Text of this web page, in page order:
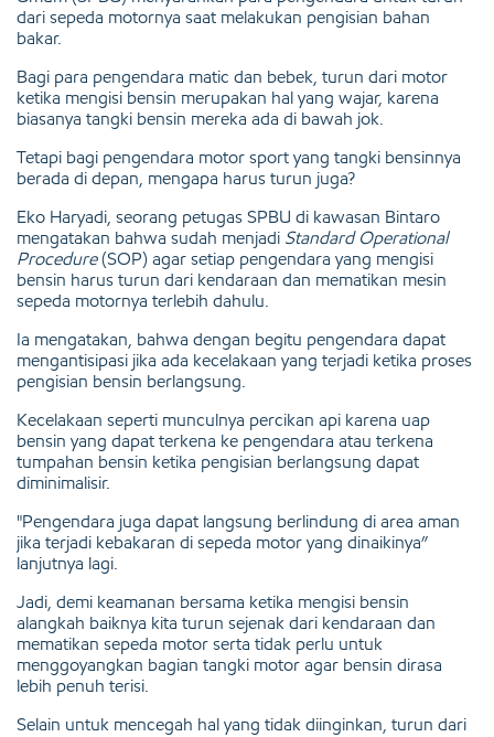
dari sepeda motornya saat melakukan pengisian bahan
bakar.
Bagi para pengendara matic dan bebek, turun dari motor
ketika mengisi bensin merupakan hal yang wajar, karena
biasanya tangki bensin mereka ada di bawah jok.
Tetapi bagi pengendara motor sport yang tangki bensinnya
berada di depan, mengapa harus turun juga?
Eko Haryadi, seorang petugas SPBU di kawasan Bintaro
mengatakan bahwa sudah menjadi Standard Operational
Procedure(SOP) agar setiap pengendara yang mengisi
bensin harus turun dari kendaraan dan mematikan mesin
sepeda motornya terlebih dahulu.
Ia mengatakan, bahwa dengan begitu pengendara dapat
mengantisipasi jika ada kecelakaan yang terjadi ketika proses
pengisian bensin berlangsung.
Kecelakaan seperti munculnya percikan api karena uap
bensin yang dapat terkena ke pengendara atau terkena
tumpahan bensin ketika pengisian berlangsung dapat
diminimalisir.
"Pengendara juga dapat langsung berlindung di area aman
jika terjadi kebakaran di sepeda motor yang dinaikinya”
lanjutnya lagi.
Jadi, demi keamanan bersama ketika mengisi bensin
alangkah baiknya kita turun sejenak dari kendaraan dan
mematikan sepeda motor serta tidak perlu untuk
menggoyangkan bagian tangki motor agar bensin dirasa
lebih penuh terisi.
Selain untuk mencegah hal yang tidak diinginkan, turun dari